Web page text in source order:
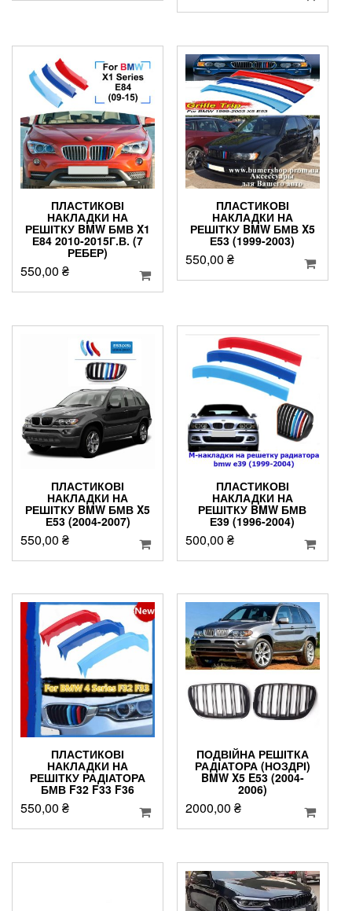
ПЛАСТИКОВІ
НАКЛАДКИ НА
РЕШІТКУ BMW БМВ X1
Е84 2010-2015Г.В. (7
РЕБЕР)
550,00 ₴
ПЛАСТИКОВІ
НАКЛАДКИ НА
РЕШІТКУ BMW БМВ X5
Е53 (1999-2003)
550,00 ₴
ПЛАСТИКОВІ
НАКЛАДКИ НА
РЕШІТКУ BMW БМВ X5
Е53 (2004-2007)
550,00 ₴
ПЛАСТИКОВІ
НАКЛАДКИ НА
РЕШІТКУ BMW БМВ
Е39 (1996-2004)
500,00 ₴
ПЛАСТИКОВІ
НАКЛАДКИ НА
РЕШІТКУ РАДІАТОРА
БМВ F32 F33 F36
550,00 ₴
ПОДВІЙНА РЕШІТКА
РАДІАТОРА (НОЗДРІ)
BMW X5 E53 (2004-
2006)
2000,00 ₴